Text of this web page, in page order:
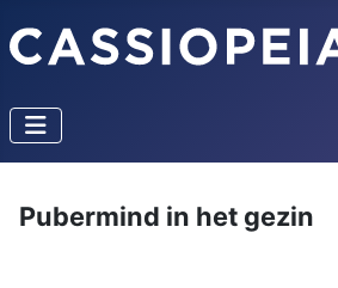
Pubermind in het gezin